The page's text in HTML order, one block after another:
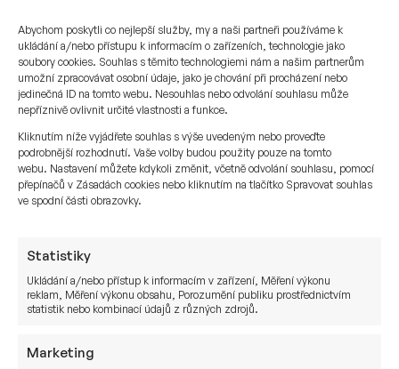
Abychom poskytli co nejlepší služby, my a naši partneři používáme k
ukládání a/nebo přístupu k informacím o zařízeních, technologie jako
soubory cookies. Souhlas s těmito technologiemi nám a našim partnerům
umožní zpracovávat osobní údaje, jako je chování při procházení nebo
jedinečná ID na tomto webu. Nesouhlas nebo odvolání souhlasu může
nepříznivě ovlivnit určité vlastnosti a funkce.
Kliknutím níže vyjádřete souhlas s výše uvedeným nebo proveďte
podrobnější rozhodnutí. Vaše volby budou použity pouze na tomto
webu. Nastavení můžete kdykoli změnit, včetně odvolání souhlasu, pomocí
přepínačů v Zásadách cookies nebo kliknutím na tlačítko Spravovat souhlas
ve spodní části obrazovky.
Statistiky
Ukládání a/nebo přístup k informacím v zařízení, Měření výkonu
reklam, Měření výkonu obsahu, Porozumění publiku prostřednictvím
statistik nebo kombinací údajů z různých zdrojů.
Marketing
gigantyivýrobci těžké stavební techniky
Finanční sektor USA:Zatímco evropské
banky mohou být opatrné,velké americké
investiční bankybudou hrát klíčovou roli ve
a restrukturalizaci íránského dluhu.
Exkurz: Geopolitické riziko pro technologické
giganty (Big Tech)
eskaloval a Čína by se rozhodla využít amerického
zaneprázdnění v Zálivu k tlaku na Tchaj-wan,
technologický sektor (zejménavýrobci čipů
scénáři. Tento scénář zatím považujeme za málo